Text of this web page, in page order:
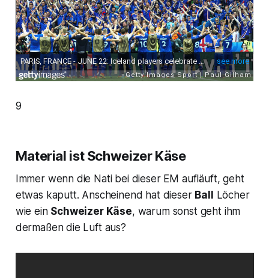
9
Material ist Schweizer Käse
Immer wenn die Nati bei dieser EM aufläuft, geht
etwas kaputt. Anscheinend hat dieser Ball
Löcher
wie ein Schweizer Käse, warum sonst geht ihm
dermaßen die Luft aus?